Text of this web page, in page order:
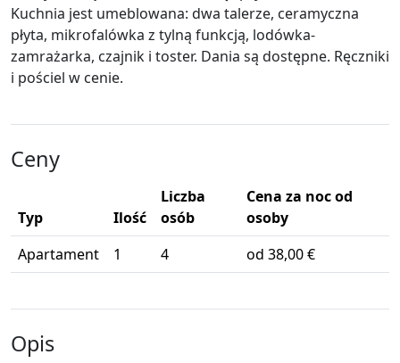
Kuchnia jest umeblowana: dwa talerze, ceramyczna
płyta, mikrofalówka z tylną funkcją, lodówka-
zamrażarka, czajnik i toster. Dania są dostępne. Ręczniki
i pościel w cenie.
Ceny
Typ Ilość
Liczba
osób
Cena za noc od
osoby
Apartament
1 4 od 38,00 €
Opis